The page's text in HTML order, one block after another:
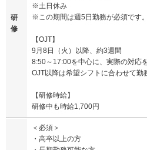
研
修
※土日休み
※この期間は週5日勤務が必須です。
【OJT】
9月8日（火）以降、約3週間
8:50～17:00を中心に、実際の対応
OJT以降は希望シフトに合わせて勤
【研修時給】
研修中も時給1,700円
＜必須＞
・高卒以上の方